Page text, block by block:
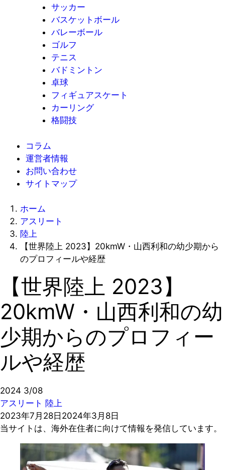
サッカー
バスケットボール
バレーボール
ゴルフ
テニス
バドミントン
卓球
フィギュアスケート
カーリング
格闘技
コラム
運営者情報
お問い合わせ
サイトマップ
ホーム
アスリート
陸上
【世界陸上 2023】20kmW・山西利和の幼少期から
のプロフィールや経歴
【世界陸上 2023】
20kmW・山西利和の幼
少期からのプロフィー
ルや経歴
2024 3/08
アスリート 陸上
2023年7月28日 2024年3月8日
当サイトは、海外在住者に向けて情報を発信しています。